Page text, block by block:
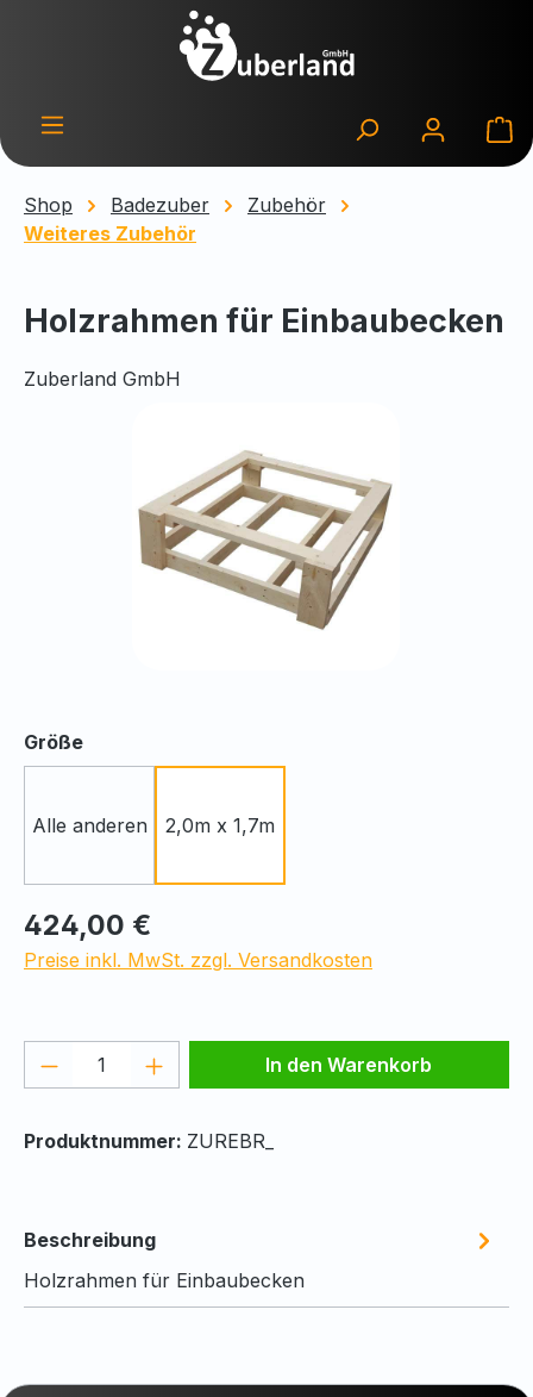
Zum Hauptinhalt springen
Shop Badezuber
Zubehör
Weiteres Zubehör
Holzrahmen für Einbaubecken
Zuberland GmbH
Regulärer Preis:
424,00 €
Preise inkl. MwSt. zzgl. Versandkosten
Größeauswählen
Alle anderen 2,0m x 1,7m
Produkt Anzahl: Gib denIn den Warenkorb
Produktnummer: ZUREBR_
Beschreibung
Holzrahmen für Einbaubecken